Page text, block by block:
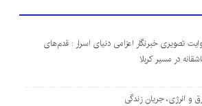
تصویری خبرنگار اعزامی دنیای اسرار : قدم‌های
در مسیر کربلا
و انرژی، جریان زندگی